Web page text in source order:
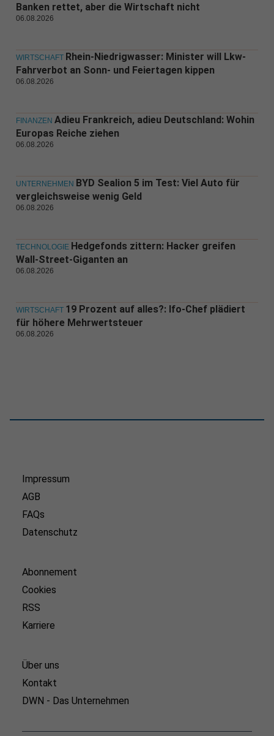
Banken rettet, aber die Wirtschaft nicht
06.08.2026
WIRTSCHAFT Rhein-Niedrigwasser: Minister will Lkw-
Fahrverbot an Sonn- und Feiertagen kippen
06.08.2026
FINANZEN Adieu Frankreich, adieu Deutschland: Wohin
Europas Reiche ziehen
06.08.2026
UNTERNEHMEN BYD Sealion 5 im Test: Viel Auto für
vergleichsweise wenig Geld
06.08.2026
TECHNOLOGIE Hedgefonds zittern: Hacker greifen
Wall-Street-Giganten an
06.08.2026
WIRTSCHAFT 19 Prozent auf alles?: Ifo-Chef plädiert
für höhere Mehrwertsteuer
06.08.2026
Impressum
AGB
FAQs
Datenschutz
Abonnement
Cookies
RSS
Karriere
Über uns
Kontakt
DWN - Das Unternehmen